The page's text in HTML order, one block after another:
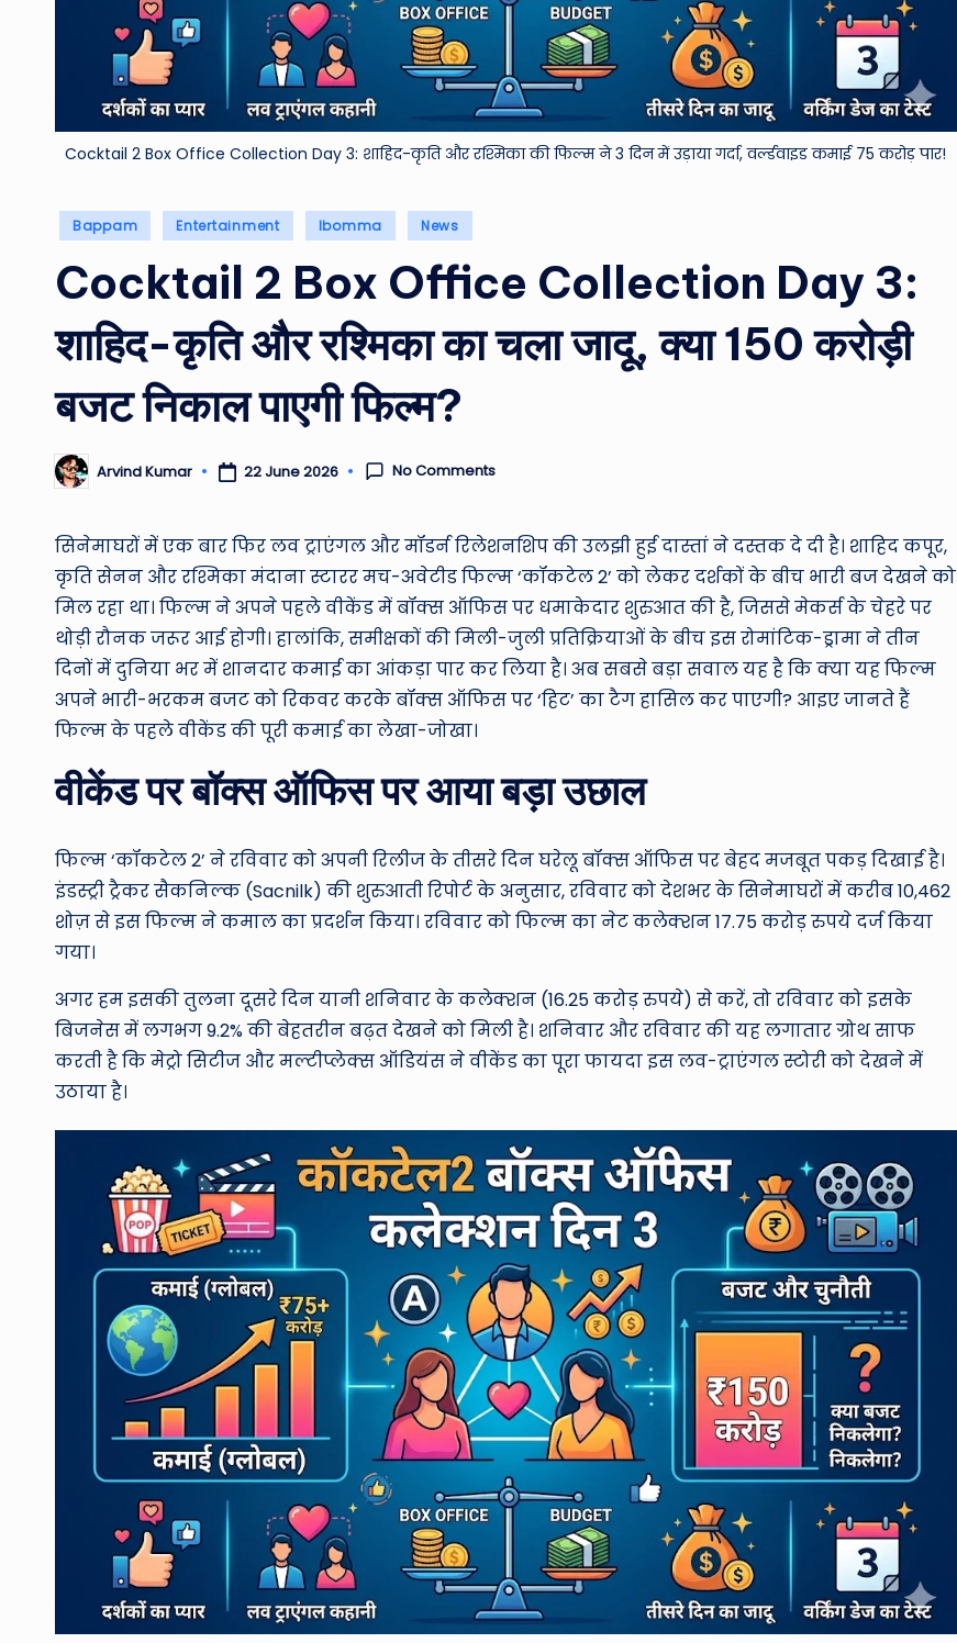
&
M
o
vi
N
e
w
u
n
d
T
o
rl
Cocktail 2 Box Office Collection Day 3: शाहिद-कृति और रश्मिका की फिल्म ने 3 दिन में उड़ाया गर्दा, वर्ल्डवाइड कमाई 75 करोड़ पार!
Posted
Bappam Entertainment Ibomma News
Cocktail 2 Box Office Collection Day 3:
शाहिद-कृति और रश्मिका का चला जादू, क्या 150 करोड़ी
बजट निकाल पाएगी फिल्म?
Posted
by
Arvind Kumar 22 June 2026 No Comments
सिनेमाघरों में एक बार फिर लव ट्राएंगल और मॉडर्न रिलेशनशिप की उलझी हुई दास्तां ने दस्तक दे दी है। शाहिद कपूर,
कृति सेनन और रश्मिका मंदाना स्टारर मच-अवेटीड फिल्म ‘कॉकटेल 2’ को लेकर दर्शकों के बीच भारी बज देखने को
मिल रहा था। फिल्म ने अपने पहले वीकेंड में बॉक्स ऑफिस पर धमाकेदार शुरुआत की है, जिससे मेकर्स के चेहरे पर
थोड़ी रौनक जरूर आई होगी। हालांकि, समीक्षकों की मिली-जुली प्रतिक्रियाओं के बीच इस रोमांटिक-ड्रामा ने तीन
दिनों में दुनिया भर में शानदार कमाई का आंकड़ा पार कर लिया है। अब सबसे बड़ा सवाल यह है कि क्या यह फिल्म
अपने भारी-भरकम बजट को रिकवर करके बॉक्स ऑफिस पर ‘हिट’ का टैग हासिल कर पाएगी? आइए जानते हैं
फिल्म के पहले वीकेंड की पूरी कमाई का लेखा-जोखा।
वीकेंड पर बॉक्स ऑफिस पर आया बड़ा उछाल
फिल्म ‘कॉकटेल 2’ ने रविवार को अपनी रिलीज के तीसरे दिन घरेलू बॉक्स ऑफिस पर बेहद मजबूत पकड़ दिखाई है।
इंडस्ट्री ट्रैकर सैकनिल्क (Sacnilk) की शुरुआती रिपोर्ट के अनुसार, रविवार को देशभर के सिनेमाघरों में करीब 10,462
शोज़ से इस फिल्म ने कमाल का प्रदर्शन किया। रविवार को फिल्म का नेट कलेक्शन 17.75 करोड़ रुपये दर्ज किया
गया।
अगर हम इसकी तुलना दूसरे दिन यानी शनिवार के कलेक्शन (16.25 करोड़ रुपये) से करें, तो रविवार को इसके
बिजनेस में लगभग 9.2% की बेहतरीन बढ़त देखने को मिली है। शनिवार और रविवार की यह लगातार ग्रोथ साफ
करती है कि मेट्रो सिटीज और मल्टीप्लेक्स ऑडियंस ने वीकेंड का पूरा फायदा इस लव-ट्राएंगल स्टोरी को देखने में
उठाया है।